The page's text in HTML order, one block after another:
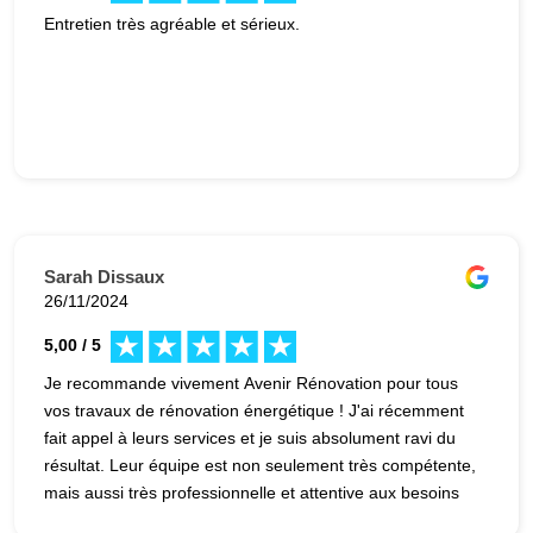
Entretien très agréable et sérieux.
Sarah Dissaux
26/11/2024
5,00 / 5
Je recommande vivement Avenir Rénovation pour tous
vos travaux de rénovation énergétique ! J'ai récemment
fait appel à leurs services et je suis absolument ravi du
résultat. Leur équipe est non seulement très compétente,
mais aussi très professionnelle et attentive aux besoins